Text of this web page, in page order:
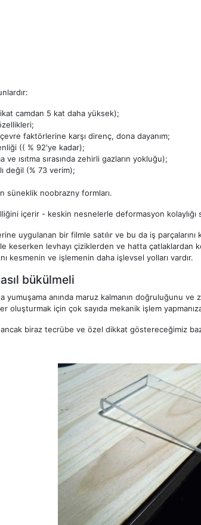
camdan 5 kat daha yüksek);
faktörlerine karşı direnç, dona dayanım;
(( % 92'ye kadar);
ısıtma sırasında zehirli gazların yokluğu);
değil (% 73 verim);
süneklik noobrazny formları.
içerir - keskin nesnelerle deformasyon
uygulanan bir filmle satılır ve bu da iş
keserken levhayı çiziklerden ve hatta çatlaklardan
kesmenin ve işlemenin daha işlevsel yolları vardır.
bükülmeli
yumuşama anında maruz kalmanın doğruluğunu
oluşturmak için çok sayıda mekanik işlem
biraz tecrübe ve özel dikkat göstereceğimiz